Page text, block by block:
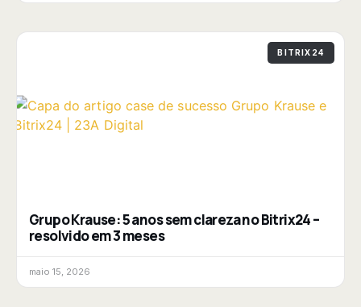
BITRIX24
Grupo Krause: 5 anos sem clareza no Bitrix24 –
resolvido em 3 meses
maio 15, 2026